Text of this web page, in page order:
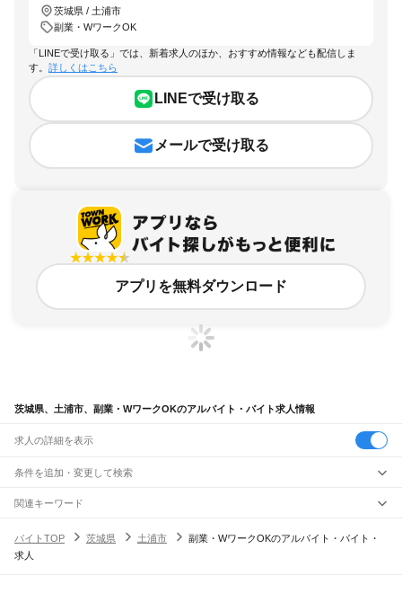
茨城県 / 土浦市
副業・WワークOK
「LINEで受け取る」では、新着求人のほか、おすすめ情報なども配信しま
す。 詳しくはこちら
LINEで受け取る
メールで受け取る
アプリを無料ダウンロード
茨城県、土浦市、副業・WワークOKのアルバイト・バイト求人情報
求人の詳細を表示
条件を追加・変更して検索
市区町村を追加・変更
茨城県すべて
駅を追加・変更
職種を追加・変更
関連キーワード
茨城県 つくば市 副業・WワークOK wワーク茨城県 副業・WワークOK 軽作業
茨城県 那珂市 副業・WワークOK ファッション
バイトTOP 茨城県 土浦市
副業・WワークOKのアルバイト・バイト・
求人